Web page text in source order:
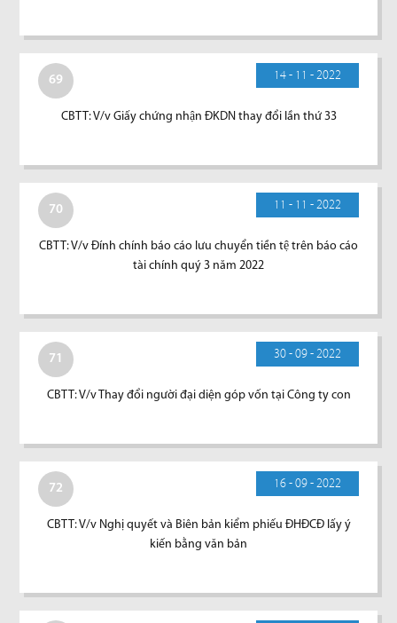
69 14 - 11 - 2022
CBTT: V/v Giấy chứng nhận ĐKDN thay đổi lần thứ 33
70 11 - 11 - 2022
CBTT: V/v Đính chính báo cáo lưu chuyển tiền tệ trên báo cáo
tài chính quý 3 năm 2022
71 30 - 09 - 2022
CBTT: V/v Thay đổi người đại diện góp vốn tại Công ty con
72 16 - 09 - 2022
CBTT: V/v Nghị quyết và Biên bản kiểm phiếu ĐHĐCĐ lấy ý
kiến bằng văn bản